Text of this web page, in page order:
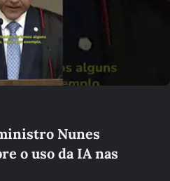
reproduzir o vídeo
Nunes
o uso da IA nas